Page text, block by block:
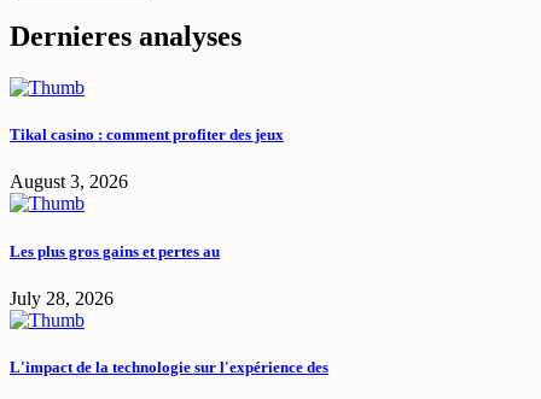
Dernieres analyses
Tikal casino : comment profiter des jeux
August 3, 2026
Les plus gros gains et pertes au
July 28, 2026
L'impact de la technologie sur l'expérience des